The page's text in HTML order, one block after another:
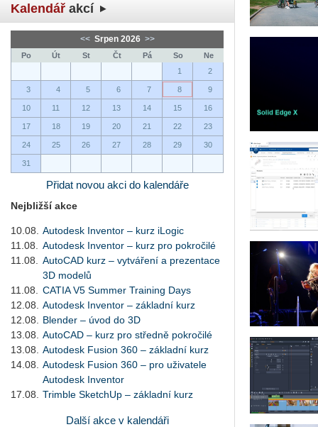
Kalendář akcí
<< Srpen 2026 >>
Po Út St Čt Pá So
Ne
1
2
3 4 5 6 7 8 9
10 11 12 13 14 15 16
17 18 19 20 21 22 23
24 25 26 27 28 29 30
31
Přidat novou akci do kalendáře
Nejbližší akce
10.08.
Autodesk Inventor – kurz iLogic
11.08.
Autodesk Inventor – kurz pro pokročilé
11.08.
AutoCAD kurz – vytváření a prezentace
3D modelů
11.08.
CATIA V5 Summer Training Days
12.08.
Autodesk Inventor – základní kurz
12.08.
Blender – úvod do 3D
13.08.
AutoCAD – kurz pro středně pokročilé
13.08.
Autodesk Fusion 360 – základní kurz
14.08.
Autodesk Fusion 360 – pro uživatele
Autodesk Inventor
17.08.
Trimble SketchUp – základní kurz
Další akce v kalendáři